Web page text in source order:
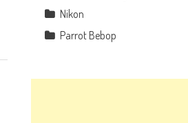
Nikon
Parrot Bebop